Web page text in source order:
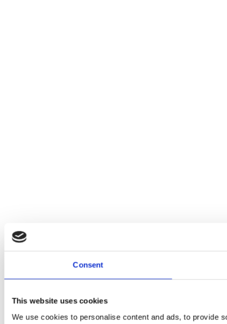
Consent
This website uses cookies
We use cookies to personalise content and ads, to provide